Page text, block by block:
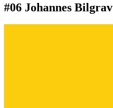
#06 Johannes Bilgrav